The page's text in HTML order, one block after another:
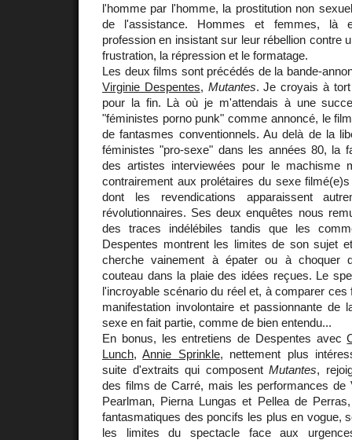
l'homme par l'homme, la prostitution non
de l'assistance. Hommes et femmes, là
profession en insistant sur leur rébellion contre
frustration, la répression et le formatage.
Les deux films sont précédés de la bande-
Virginie Despentes, Mutantes. Je croyais à
pour la fin. Là où je m'attendais à une
"féministes porno punk" comme annoncé, le
de fantasmes conventionnels. Au delà de la
féministes "pro-sexe" dans les années 80, la
des artistes interviewées pour le machisme
contrairement aux prolétaires du sexe
dont les revendications apparaissent
révolutionnaires. Ses deux enquêtes nous
des traces indélébiles tandis que les
Despentes montrent les limites de son sujet
cherche vainement à épater ou à choquer
couteau dans la plaie des idées reçues. Le
l'incroyable scénario du réel et, à comparer
manifestation involontaire et passionnante de
sexe en fait partie, comme de bien entendu...
En bonus, les entretiens de Despentes avec
Lunch,Annie Sprinkle, nettement plus
suite d'extraits qui composentMutantes,
des films de Carré, mais les performances de
Pearlman, Pierna Lungas et Pellea de
fantasmatiques des poncifs les plus en vogue,
les limites du spectacle face aux